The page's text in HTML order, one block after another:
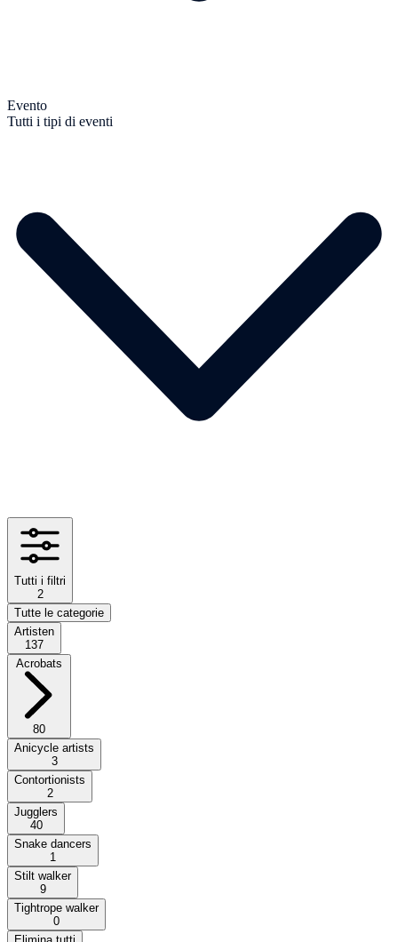
Evento
Tutti i tipi di eventi
Tutti i filtri
2
Tutte le categorie
Artisten
137
80
Anicycle artists
3
Contortionists
2
Jugglers
40
Snake dancers
1
Stilt walker
9
Tightrope walker
0